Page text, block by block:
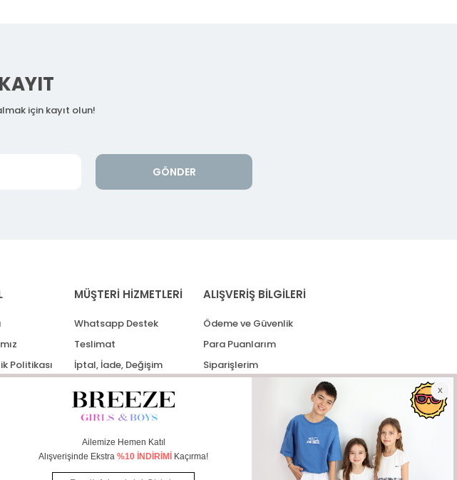
için kayıt olun!
GÖNDER
Politikası
Ödeme
MÜŞTERİ HİZMETLERİ
Whatsapp Destek
Teslimat
İptal, İade, Değişim
ALIŞVERİŞ BİLGİLERİ
Ödeme ve Güvenlik
Para Puanlarım
Siparişlerim